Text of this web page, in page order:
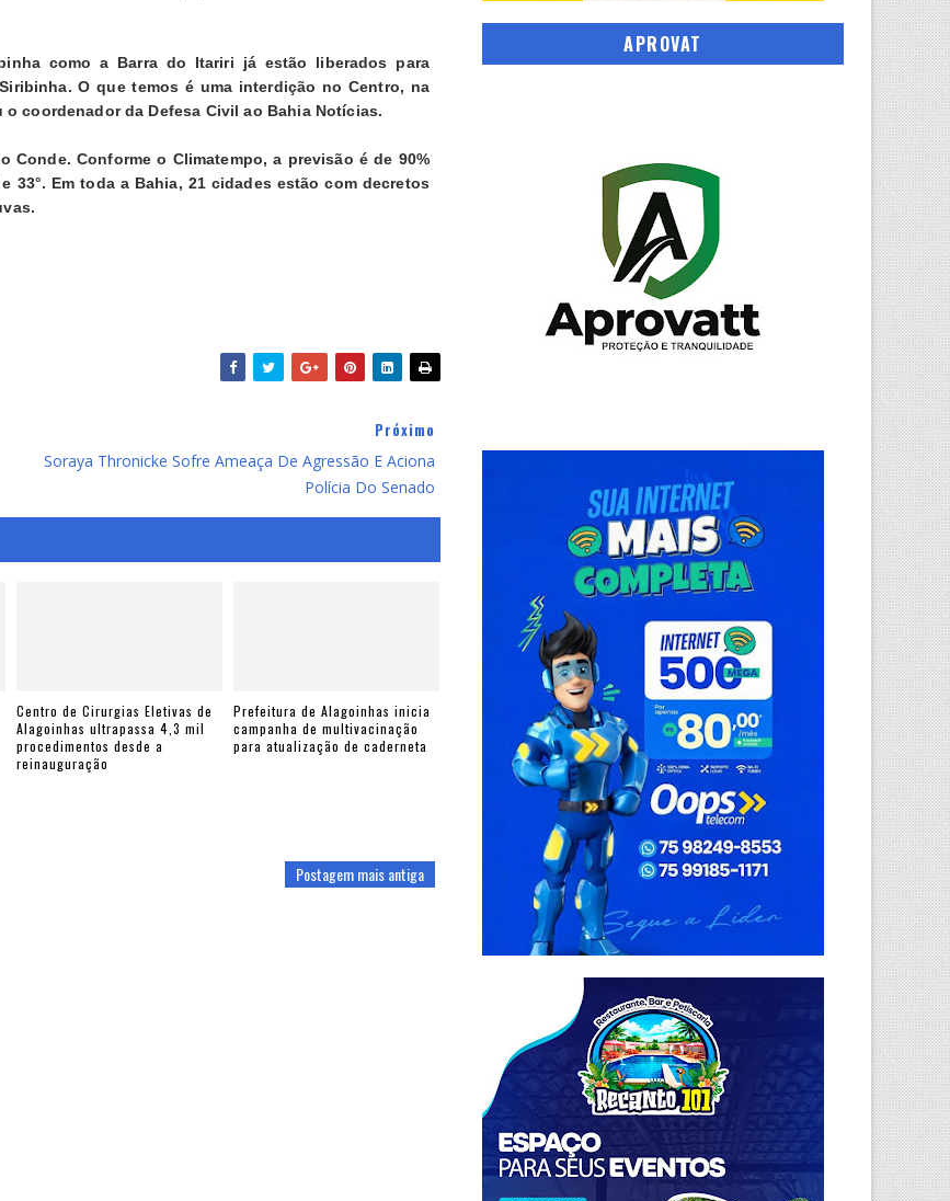
como a Barra do Itariri já estão liberados para
O que temos é uma interdição no Centro, na
coordenador da Defesa Civil ao Bahia Notícias.
Conforme o Climatempo, a previsão é de 90%
33°. Em toda a Bahia, 21 cidades estão com decretos
Próximo
Soraya Thronicke Sofre Ameaça De Agressão E Aciona
Polícia Do Senado
Centro de Cirurgias Eletivas de
Alagoinhas ultrapassa 4,3 mil
procedimentos desde a
reinauguração
Prefeitura de Alagoinhas inicia
campanha de multivacinação
para atualização de caderneta
Postagem mais antiga
APROVAT